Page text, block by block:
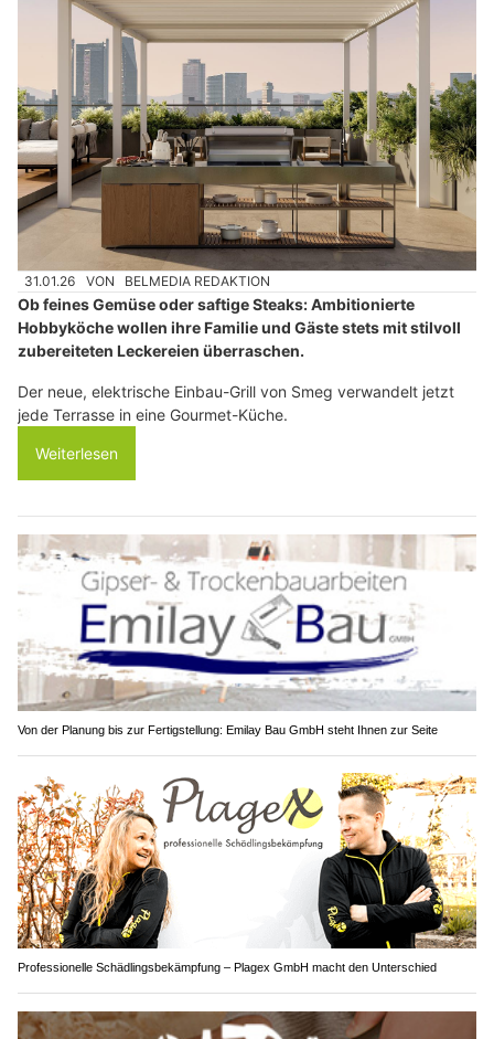
31.01.26 VON BELMEDIA REDAKTION
Ob feines Gemüse oder saftige Steaks: Ambitionierte
Hobbyköche wollen ihre Familie und Gäste stets mit stilvoll
zubereiteten Leckereien überraschen.
Der neue, elektrische Einbau-Grill von Smeg verwandelt jetzt
jede Terrasse in eine Gourmet-Küche.
Weiterlesen
Von der Planung bis zur Fertigstellung: Emilay Bau GmbH steht Ihnen zur Seite
Professionelle Schädlingsbekämpfung – Plagex GmbH macht den Unterschied